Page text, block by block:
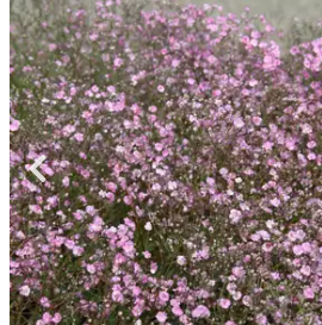
Zum vorigen Bild